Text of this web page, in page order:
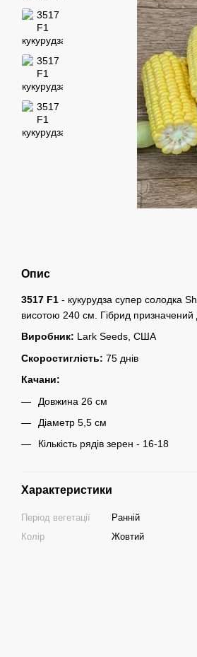
Опис
3517 F1 - кукурудза супер солодка
висотою 240 см. Гібрид призначений
Виробник: Lark Seeds, США
Скоростиглість: 75 днів
Качани:
Довжина 26 см
Діаметр 5,5 см
Кількість рядів зерен - 16-18
Характеристики
Період вегетації
Ранній
Колір
Жовтий